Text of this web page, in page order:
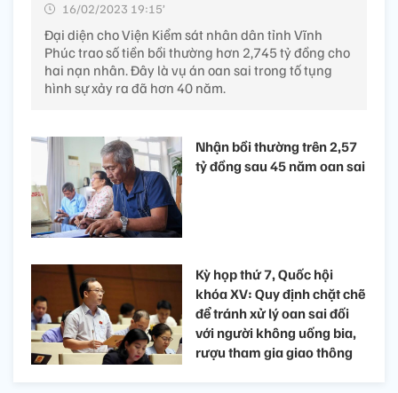
16/02/2023 19:15’
Đại diện cho Viện Kiểm sát nhân dân tỉnh Vĩnh
Phúc trao số tiền bồi thường hơn 2,745 tỷ đồng cho
hai nạn nhân. Đây là vụ án oan sai trong tố tụng
hình sự xảy ra đã hơn 40 năm.
Nhận bồi thường trên 2,57
tỷ đồng sau 45 năm oan sai
Kỳ họp thứ 7, Quốc hội
khóa XV: Quy định chặt chẽ
để tránh xử lý oan sai đối
với người không uống bia,
rượu tham gia giao thông